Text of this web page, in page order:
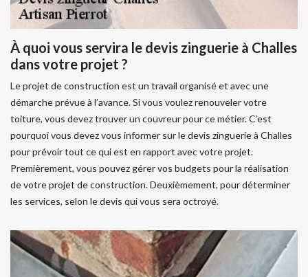
À quoi vous servira le devis zinguerie à Challes
dans votre projet ?
Le projet de construction est un travail organisé et avec une
démarche prévue à l’avance. Si vous voulez renouveler votre
toiture, vous devez trouver un couvreur pour ce métier. C’est
pourquoi vous devez vous informer sur le devis zinguerie à Challes
pour prévoir tout ce qui est en rapport avec votre projet.
Premièrement, vous pouvez gérer vos budgets pour la réalisation
de votre projet de construction. Deuxièmement, pour déterminer
les services, selon le devis qui vous sera octroyé.